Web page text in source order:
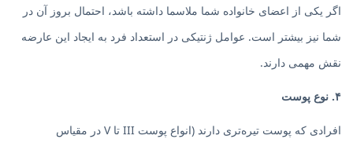
اگر یکی از اعضای خانواده شما ملاسما داشته باشد، احتمال بروز آن در
شما نیز بیشتر است. عوامل ژنتیکی در استعداد فرد به ایجاد این عارضه
نقش مهمی دارند.
۴. نوع پوست
افرادی که پوست تیره‌تری دارند (انواع پوست III تا V در مقیاس